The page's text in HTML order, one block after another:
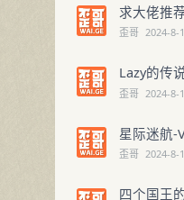
求大佬推
歪哥 2024-8-
Lazy的传
歪哥 2024-8-
星际迷航-
歪哥 2024-8-
四个国王